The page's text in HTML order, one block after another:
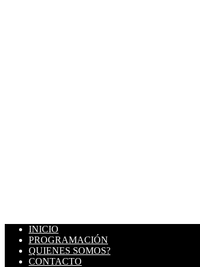
INICIO
PROGRAMACIÓN
QUIENES SOMOS?
CONTACTO